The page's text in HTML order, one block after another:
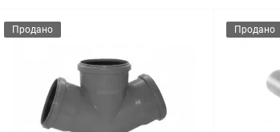
Продано Продано